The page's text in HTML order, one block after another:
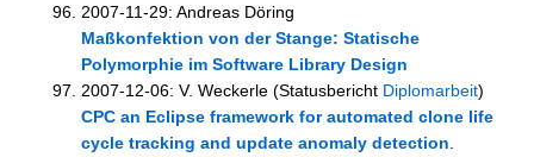
2007-11-29: Andreas Döring
Maßkonfektion von der Stange: Statische
Polymorphie im Software Library Design
2007-12-06: V. Weckerle (Statusbericht Diplomarbeit)
CPC an Eclipse framework for automated clone life
cycle tracking and update anomaly detection